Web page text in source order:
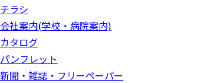
チラシ
会社案内(学校・病院案内)
カタログ
パンフレット
新聞・雑誌・フリーペーパー